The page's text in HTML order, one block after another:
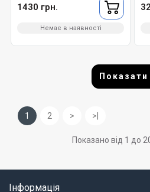
1430 грн.
Немає в наявності
1 2 > >|
Показано від 1 до
Інформація